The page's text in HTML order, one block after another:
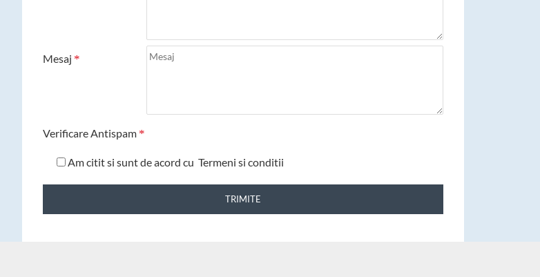
Mesaj
Verificare Antispam
Am citit si sunt de acord cu Termeni si conditii
TRIMITE